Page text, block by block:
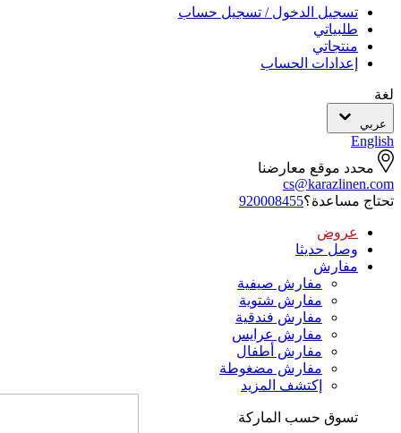
تسجيل الدخول / تسجيل حساب
طلبياتي
منتجاتي
إعدادات الحساب
لغة
عربي
English
محدد موقع معارضنا
cs@karazlinen.com
تحتاج مساعدة؟920008455
عروض
وصل حديثا
مفارش
مفارش صيفية
مفارش شتوية
مفارش فندقية
مفارش عرايس
مفارش أطفال
مفارش مضغوطة
إكتشف المزيد
تسوق حسب الماركة